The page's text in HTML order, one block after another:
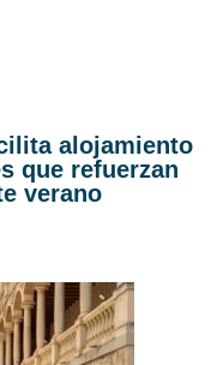
alojamiento
que refuerzan
verano